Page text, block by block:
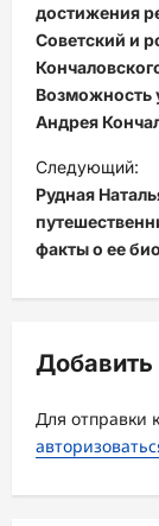
в
и
г
а
ц
и
я
п
и
с
и
достижения
Советский и
Возможность
Андрея
Следующий:
Рудная
факты о ее
Для отправки